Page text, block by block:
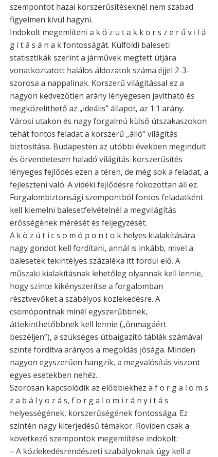
szempontot hazai korszerűsítéseknél nem szabad
figyelmen kívül hagyni.
Indokolt megemlíteni a k ö z u t a k k o r s z e r ű v i l á
g í t á s á n a k fontosságát. Külföldi baleseti
statisztikák szerint a járművek megtett útjára
vonatkoztatott halálos áldozatok száma éjjel 2-3-
szorosa a nappalinak. Korszerű világítással ez a
nagyon kedvezőtlen arány lényegesen javítható és
megközelíthető az „ideális” állapot, az 1:1 arány.
Városi utakon és nagy forgalmú külső útszakaszokon
tehát fontos feladat a korszerű „álló” világítás
biztosítása. Budapesten az utóbbi években megindult
és örvendetesen haladó világítás-korszerűsítés
lényeges fejlődés ezen a téren, de még sok a feladat, a
fejleszteni való. A vidéki fejlődésre fokozottan áll ez.
Forgalombiztonsági szempontból fontos feladatként
kell kiemelni balesetfelvételnél a megvilágítás
erősségének mérését és feljegyzését.
A k ö z ú t i c s o m ó p o n t o k helyes kialakítására
nagy gondot kell fordítani, annál is inkább, mivel a
balesetek tekintélyes százaléka itt fordul elő. A
műszaki kialakításnak lehetőleg olyannak kell lennie,
hogy szinte kikényszerítse a forgalomban
résztvevőket a szabályos közlekedésre. A
csomópontnak minél egyszerűbbnek,
áttekinthetőbbnek kell lennie („önmagáért
beszéljen”), a szükséges útbaigazító táblák számával
szinte fordítva arányos a megoldás jósága. Minden
nagyon egyszerűen hangzik, a megvalósítás viszont
egyes esetekben nehéz.
Szorosan kapcsolódik az előbbiekhez a f o r g a l o m s
z a b á l y o z á s, f o r g a l o m i r á n y í t á s
helyességének, korszerűségének fontossága. Ez
szintén nagy kiterjedésű témakör. Röviden csak a
következő szempontok megemlítése indokolt:
– A közlekedésrendészeti szabályoknak úgy kell a